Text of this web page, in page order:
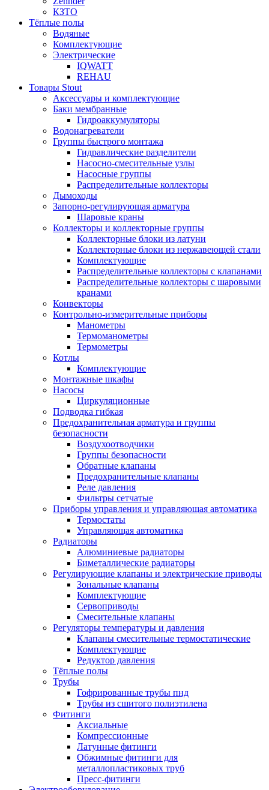
КЗТО
Тёплые полы
Водяные
Комплектующие
Электрические
IQWATT
REHAU
Товары Stout
Аксессуары и комплектующие
Баки мембранные
Гидроаккумуляторы
Водонагреватели
Группы быстрого монтажа
Гидравлические разделители
Насосно-смесительные узлы
Насосные группы
Распределительные коллекторы
Дымоходы
Запорно-регулирующая арматура
Шаровые краны
Коллекторы и коллекторные группы
Коллекторные блоки из латуни
Коллекторные блоки из нержавеющей стали
Комплектующие
Распределительные коллекторы с клапанами
Распределительные коллекторы с шаровыми
кранами
Конвекторы
Контрольно-измерительные приборы
Манометры
Термоманометры
Термометры
Котлы
Комплектующие
Монтажные шкафы
Насосы
Циркуляционные
Подводка гибкая
Предохранительная арматура и группы
безопасности
Воздухоотводчики
Группы безопасности
Обратные клапаны
Предохранительные клапаны
Реле давления
Фильтры сетчатые
Приборы управления и управляющая автоматика
Термостаты
Управляющая автоматика
Радиаторы
Алюминиевые радиаторы
Биметаллические радиаторы
Регулирующие клапаны и электрические приводы
Зональные клапаны
Комплектующие
Сервоприводы
Смесительные клапаны
Регуляторы температуры и давления
Клапаны смесительные термостатические
Комплектующие
Редуктор давления
Тёплые полы
Трубы
Гофрированные трубы пнд
Трубы из сшитого полиэтилена
Фитинги
Аксиальные
Компрессионные
Латунные фитинги
Обжимные фитинги для
металлопластиковых труб
Пресс-фитинги